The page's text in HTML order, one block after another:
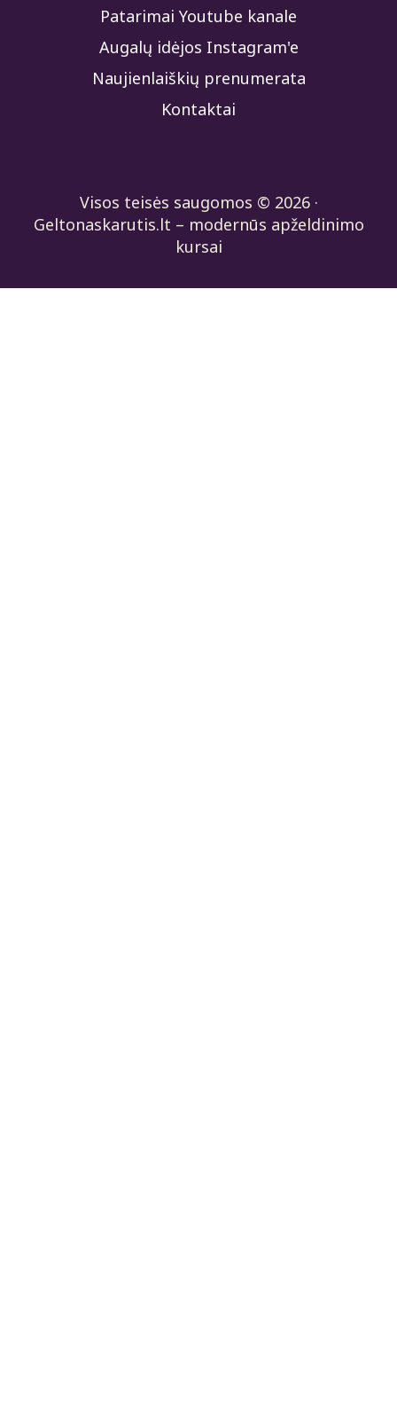
Patarimai Youtube kanale
Augalų idėjos Instagram'e
Naujienlaiškių prenumerata
Kontaktai
Visos teisės saugomos © 2026 ·
Geltonaskarutis.lt – modernūs apželdinimo
kursai